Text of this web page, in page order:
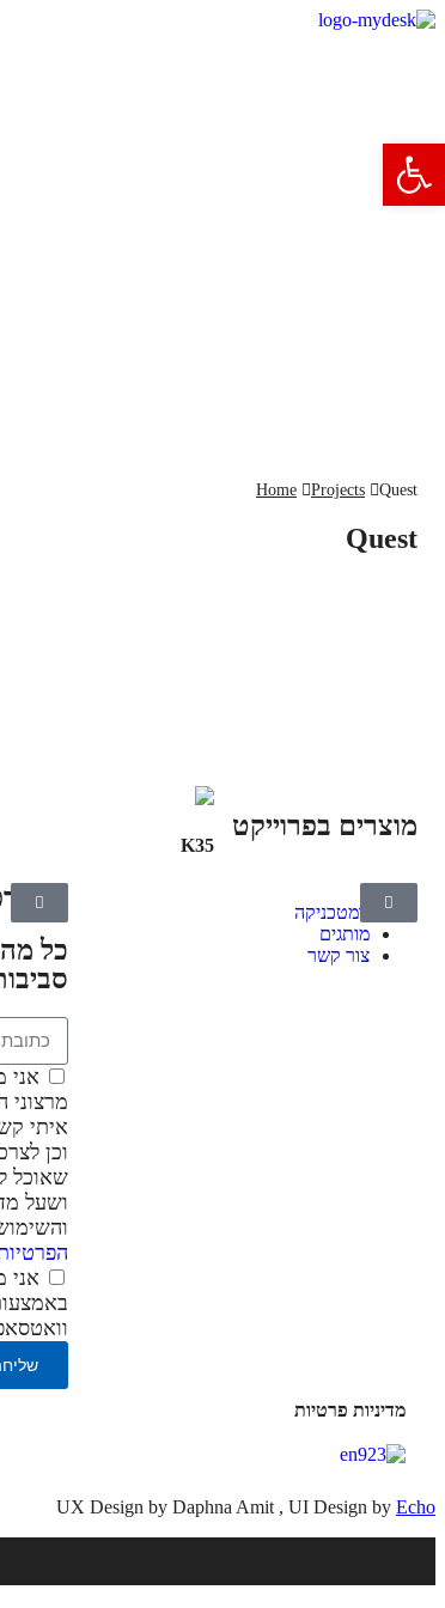
Home Projects Quest
Quest
מוצרים בפרוייקט
K35
גומטכניקה
מותגים
צור קשר
כל
מרצוני
איתי
וכן
שאוכל
ושעל
אני
מדיניות פרטיות
UX Design by Daphna Amit , UI Design by Echo
פתח סרגל נגישות